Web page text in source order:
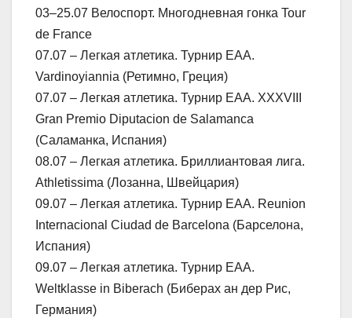
03–25.07 Велоспорт. Многодневная гонка Tour
de France
07.07 – Легкая атлетика. Турнир ЕАА.
Vardinoyiannia (Ретимно, Греция)
07.07 – Легкая атлетика. Турнир ЕАА. XXXVIII
Gran Premio Diputacion de Salamanca
(Саламанка, Испания)
08.07 – Легкая атлетика. Бриллиантовая лига.
Athletissima (Лозанна, Швейцария)
09.07 – Легкая атлетика. Турнир ЕАА. Reunion
Internacional Ciudad de Barcelona (Барселона,
Испания)
09.07 – Легкая атлетика. Турнир ЕАА.
Weltklasse in Biberach (Биберах ан дер Рис,
Германия)